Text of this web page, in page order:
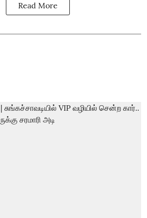
Read More